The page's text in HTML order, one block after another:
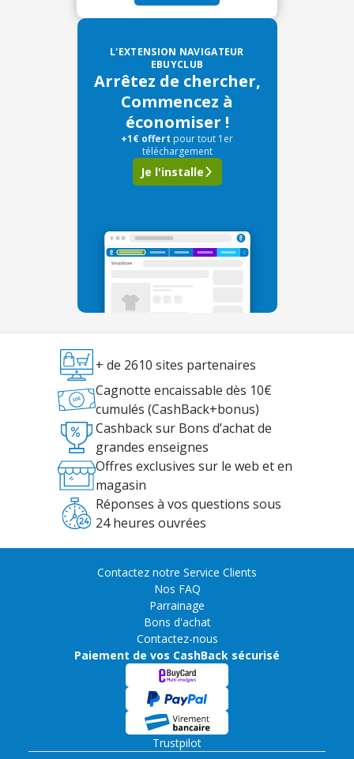
L'EXTENSION NAVIGATEUR
EBUYCLUB
Arrêtez de chercher,
Commencez à
économiser !
+1€ offert pour tout 1er
téléchargement
Je l'installe
+ de 2610 sites partenaires
Cagnotte encaissable dès 10€
cumulés (CashBack+bonus)
Cashback sur Bons d’achat de
grandes enseignes
Offres exclusives sur le web et en
magasin
Réponses à vos questions sous
24 heures ouvrées
Contactez notre Service Clients
Nos FAQ
Parrainage
Bons d'achat
Contactez-nous
Paiement de vos CashBack sécurisé
Trustpilot